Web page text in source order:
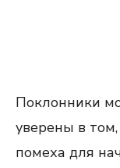
Поклонники
уверены в
помеха для